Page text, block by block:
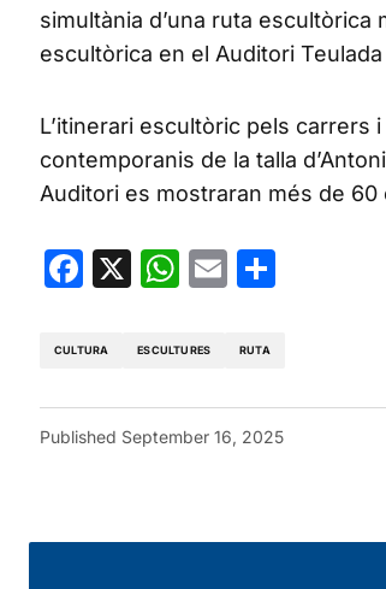
simultània d’una ruta
escultòrica en el Auditori
L’itinerari escultòric pels
contemporanis de la talla
Auditori es mostraran més de
Facebook
X WhatsApp
Email
CULTURA ESCULTURES RUTA
Published September 16, 2025